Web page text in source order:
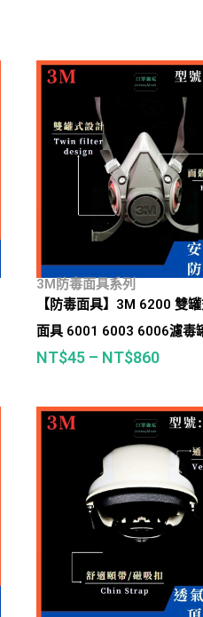
3M防毒面具系列
【防毒面具】3M 6200 雙
面具 6001 6003 6006濾毒
過濾棉 501濾棉蓋(噴漆、油
NT$45 – NT$860